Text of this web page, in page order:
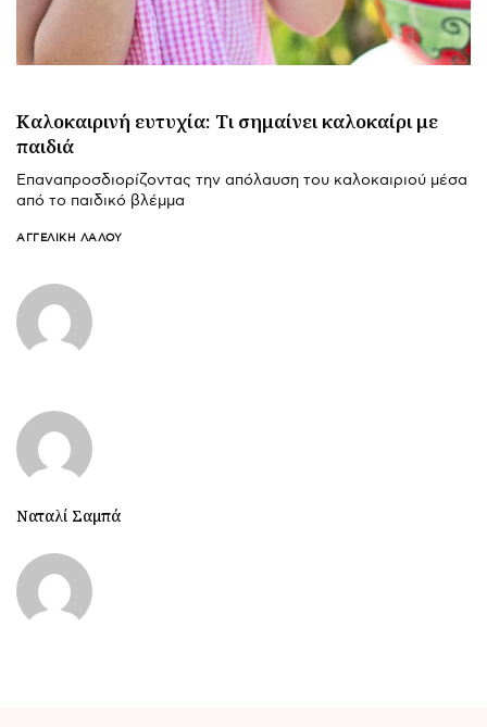
Καλοκαιρινή ευτυχία: Τι σημαίνει καλοκαίρι με
παιδιά
Επαναπροσδιορίζοντας την απόλαυση του καλοκαιριού μέσα
από το παιδικό βλέμμα
ΑΓΓΕΛΙΚΉ ΛΆΛΟΥ
Ναταλί Σαμπά